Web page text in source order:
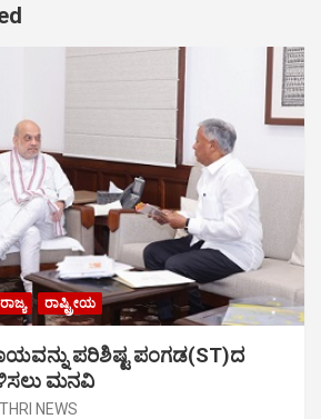
ರಾಜ್ಯ ರಾಷ್ಟ್ರೀಯ
ಪರಿಶಿಷ್ಟ ಪಂಗಡ(ST)ದ
ಮನವಿ
NEWS